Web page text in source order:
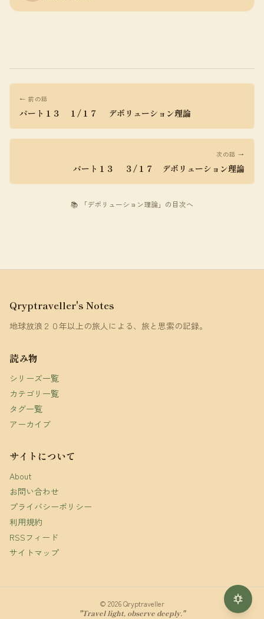
← 前の話
パート１３ １/１７ デボリューション理論
次の話 →
パート１３ ３/１７ デボリューション理論
📚 「デボリューション理論」の目次へ
Qryptraveller's Notes
地球放浪２０年以上の旅人による、旅と思索の記録。
読み物
シリーズ一覧
カテゴリ一覧
タグ一覧
アーカイブ
サイトについて
About
お問い合わせ
プライバシーポリシー
利用規約
RSSフィード
サイトマップ
© 2026 Qryptraveller
"Travel light, observe deeply."